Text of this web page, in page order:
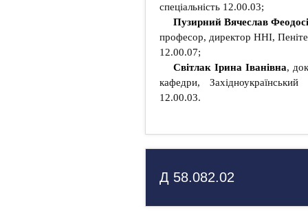
спеціальність 12.00.03;
Пузирний Вячеслав
професор, директор ННІ,
12.00.07;
Світлак Ірина Іванівна,
кафедри, Західноукраїнський
12.00.03.
Д 58.082.02